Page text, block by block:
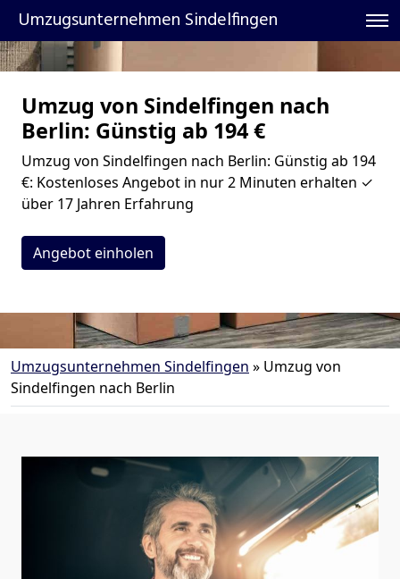
Umzugsunternehmen Sindelfingen
Umzug von Sindelfingen nach
Berlin: Günstig ab 194 €
Umzug von Sindelfingen nach Berlin: Günstig ab 194
€: Kostenloses Angebot in nur 2 Minuten erhalten ✓
über 17 Jahren Erfahrung
Angebot einholen
Umzugsunternehmen Sindelfingen » Umzug von
Sindelfingen nach Berlin